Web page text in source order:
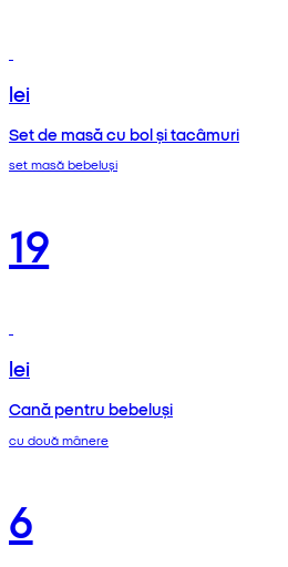
lei
Set de masă cu bol și tacâmuri
set masă bebeluși
19
lei
Cană pentru bebeluși
cu două mânere
6